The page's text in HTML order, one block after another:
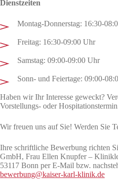
Dienstzeiten
Montag-Donnerstag: 16:30-
Freitag: 16:30-09:00 Uhr
Samstag: 09:00-09:00 Uhr
Sonn- und Feiertage: 09:00-
Haben wir Ihr Interesse geweckt?
Vorstellungs- oder
Wir freuen uns auf Sie! Werden Sie
Ihre schriftliche Bewerbung richten
GmbH, Frau Ellen Knupfer –
53117 Bonn per E-Mail bzw.
bewerbung@kaiser-karl-klinik.de